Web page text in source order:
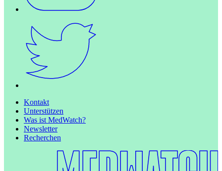
Kontakt
Unterstützen
Was ist MedWatch?
Newsletter
Recherchen